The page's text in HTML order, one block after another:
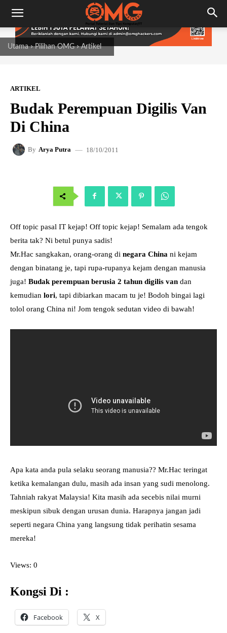
Utama Pilihan OMG Artikel
ARTIKEL
Budak Perempuan Digilis Van
Di China
By Arya Putra 18/10/2011
Off topic pasal IT kejap! Off topic kejap! Semalam ada tengok
berita tak? Ni betul punya sadis!
Mr.Hac sangkakan, orang-orang di negara China ni kejam
dengan binatang je, tapi rupa-rupanya kejam dengan manusia
juga! Budak perempuan berusia 2 tahun digilis van dan
kemudian lori, tapi dibiarkan macam tu je! Bodoh bingai lagi
tolol orang China ni! Jom tengok sedutan video di bawah!
Apa kata anda pula selaku seorang manusia?? Mr.Hac teringat
ketika kemalangan dulu, masih ada insan yang sudi menolong.
Tahniah rakyat Malaysia! Kita masih ada secebis nilai murni
meskipun sibuk dengan urusan dunia. Harapnya jangan jadi
seperti negara China yang langsung tidak perihatin sesama
mereka!
Views: 0
Kongsi Di :
Facebook X